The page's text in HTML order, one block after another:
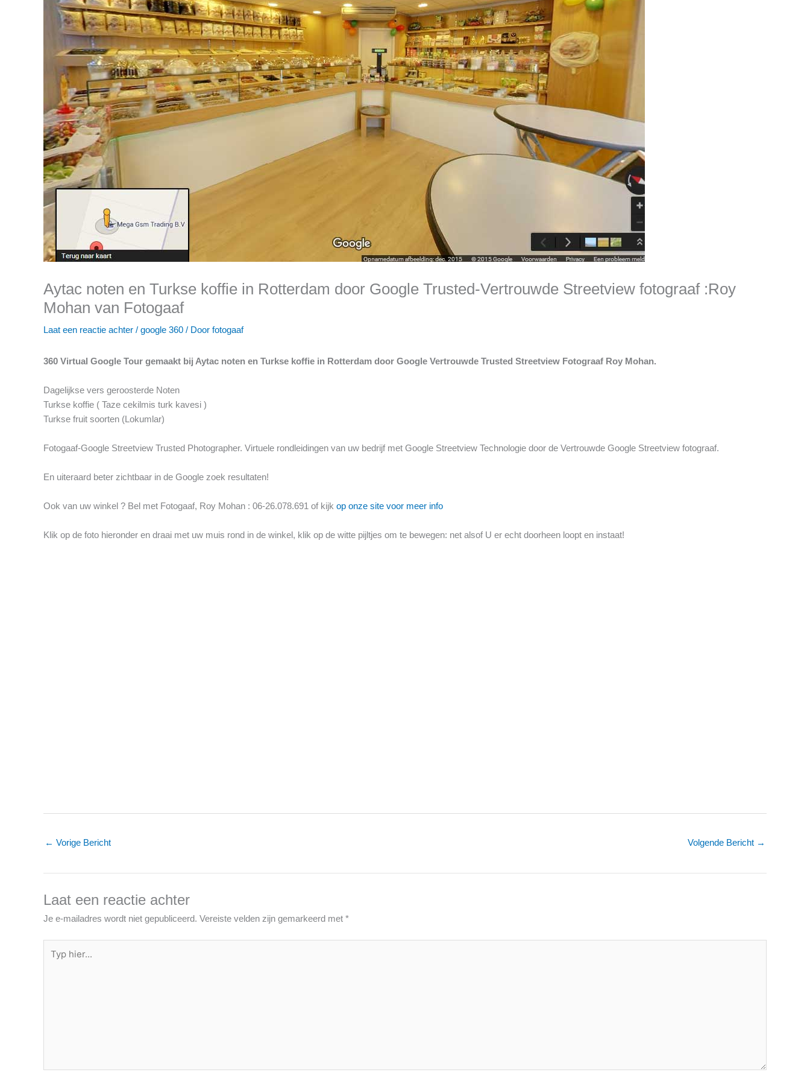
Aytac noten en Turkse koffie in Rotterdam door Google Trusted-Vertrouwde Streetview fotograaf :Roy
Mohan van Fotogaaf
Laat een reactie achter / google 360 / Door fotogaaf
360 Virtual Google Tour gemaakt bij Aytac noten en Turkse koffie in Rotterdam door Google Vertrouwde Trusted Streetview Fotograaf Roy Mohan.
Dagelijkse vers geroosterde Noten
Turkse koffie ( Taze cekilmis turk kavesi )
Turkse fruit soorten (Lokumlar)
Fotogaaf-Google Streetview Trusted Photographer. Virtuele rondleidingen van uw bedrijf met Google Streetview Technologie door de Vertrouwde Google Streetview fotograaf.
En uiteraard beter zichtbaar in de Google zoek resultaten!
Ook van uw winkel ? Bel met Fotogaaf, Roy Mohan : 06-26.078.691 of kijk op onze site voor meer info
Klik op de foto hieronder en draai met uw muis rond in de winkel, klik op de witte pijltjes om te bewegen: net alsof U er echt doorheen loopt en instaat!
← Vorige Bericht Volgende Bericht →
Laat een reactie achter
Je e-mailadres wordt niet gepubliceerd. Vereiste velden zijn gemarkeerd met *
hier...